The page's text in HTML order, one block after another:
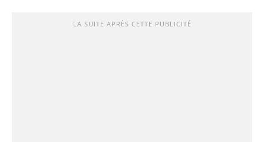
LA SUITE APRÈS CETTE PUBLICITÉ